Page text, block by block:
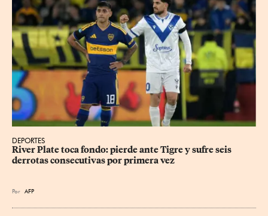
DEPORTES
River Plate toca fondo: pierde ante Tigre y sufre seis
derrotas consecutivas por primera vez
Por AFP